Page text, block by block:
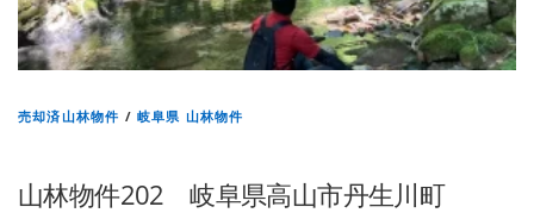
売却済山林物件 /岐阜県 山林物件
山林物件202 岐阜県高山市丹生川町